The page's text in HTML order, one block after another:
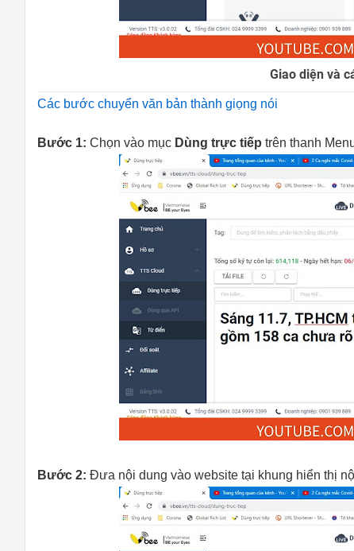
Giao diện và
Các bước chuyển văn bản thành giọng nói
Bước 1: Chọn vào mục Dùng trực tiếp trên thanh
Bước 2: Đưa nội dung vào website tại khung hiển thị